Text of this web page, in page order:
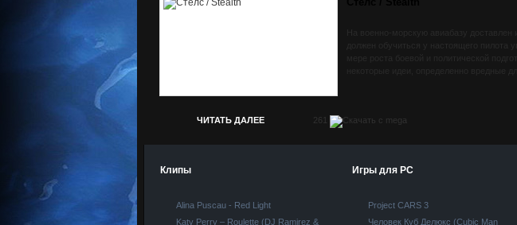
ЧИТАТЬ ДАЛЕЕ 261
Клипы
Alina Puscau - Red Light
Katy Perry – Roulette (DJ Ramirez &
Игры для PC
Project CARS 3
Человек Куб Делюкс (Cubic Man